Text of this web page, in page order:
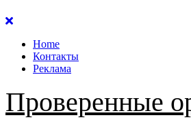
Перейти
содержанию
Home
Контакты
Реклама
Проверенные